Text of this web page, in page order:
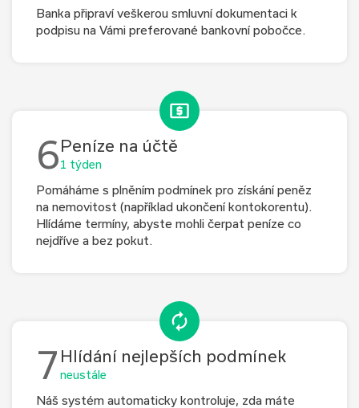
Banka připraví veškerou smluvní dokumentaci k
podpisu na Vámi preferované bankovní pobočce.
6Peníze na účtě
1 týden
Pomáháme s plněním podmínek pro získání peněz
na nemovitost (například ukončení kontokorentu).
Hlídáme termíny, abyste mohli čerpat peníze co
nejdříve a bez pokut.
7 Hlídání nejlepších podmínek
neustále
Náš systém automaticky kontroluje, zda máte